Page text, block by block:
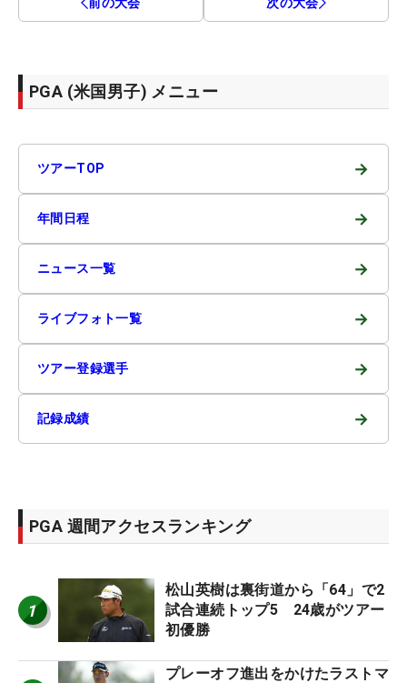
PGA (米国男子) メニュー
ツアーTOP →
年間日程 →
ニュース一覧 →
ライブフォト一覧 →
ツアー登録選手 →
記録成績 →
PGA 週間アクセスランキング
1
松山英樹は裏街道から「64」で2
試合連続トップ5 24歳がツアー
初優勝
プレーオフ進出をかけたラストマ